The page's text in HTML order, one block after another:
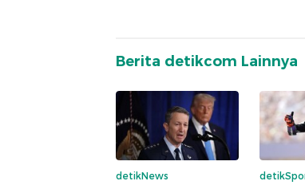
Berita detikcom Lainnya
detikNews